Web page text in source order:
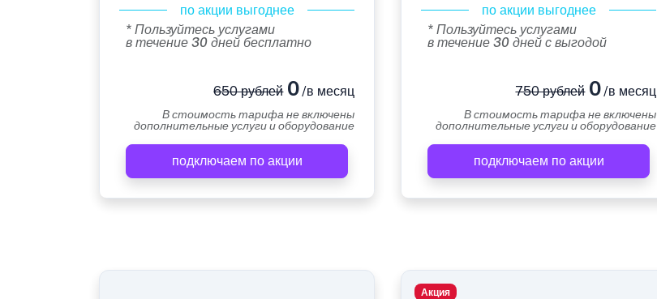
по акции выгоднее
* Пользуйтесь услугами
в течение 30 дней бесплатно
650 рублей0/в месяц
В стоимость тарифа не включены
дополнительные услуги и оборудование
подключаем по акции
по акции выгоднее
* Пользуйтесь услугами
в течение 30 дней с выгодой
750 рублей0/в месяц
В стоимость тарифа не включены
дополнительные услуги и оборудование
подключаем по акции
Акция